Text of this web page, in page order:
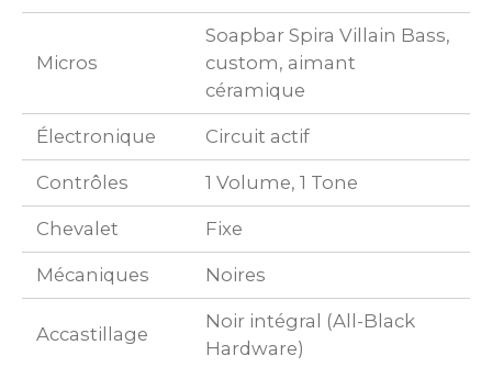
Micros
Soapbar Spira Villain Bass,
custom, aimant
céramique
Électronique Circuit actif
Contrôles 1 Volume, 1 Tone
Chevalet Fixe
Mécaniques Noires
Accastillage
Noir intégral (All-Black
Hardware)